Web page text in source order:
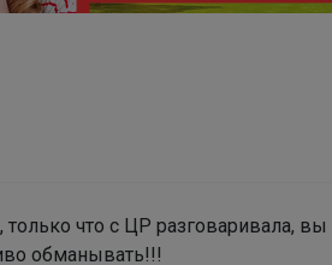
что с ЦР разговаривала,
обманывать!!!